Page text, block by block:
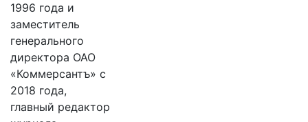
1996 года и
заместитель
генерального
директора ОАО
«Коммерсантъ» с
2018 года,
главный редактор